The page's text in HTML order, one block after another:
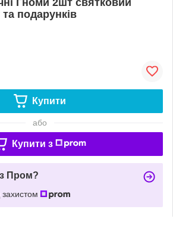
подарунків
Купити
або
Купити з
Пром?